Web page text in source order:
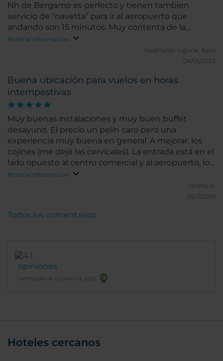
Nh de Bergamo es perfecto y tienen tambien
servicio de "navetta" para ir al aeropuerto que
andando son 15 minutos. Muy contenta de la
experiencia
Mostrar información
healthotel.
Liguria, Italia
04/01/2023
Buena ubicación para vuelos en horas
intempestivas
Muy buenas instalaciones y muy buen buffet
desayuno. El precio un pelín caro pero una
experiencia muy buena en general. A mejorar: los
cojines (me dejé las cervicales). La entrada está en el
lado opuesto al centro comercial y al aeropuerto, lo
que nos hizo caminar un poco más, pero es un
Mostrar información
Vicenç A.
05/11/2019
opiniones
Certificado de Excelencia 2025
Todos los comentarios
Hoteles cercanos